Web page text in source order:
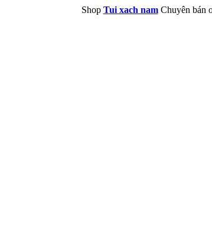
Shop Tui xach namChuyên bán